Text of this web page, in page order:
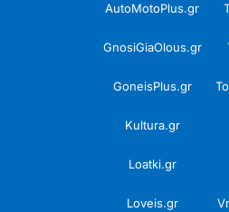
AutoMotoPlus.gr
GnosiGiaOlous.gr
GoneisPlus.gr
Kultura.gr
Loatki.gr
Loveis.gr